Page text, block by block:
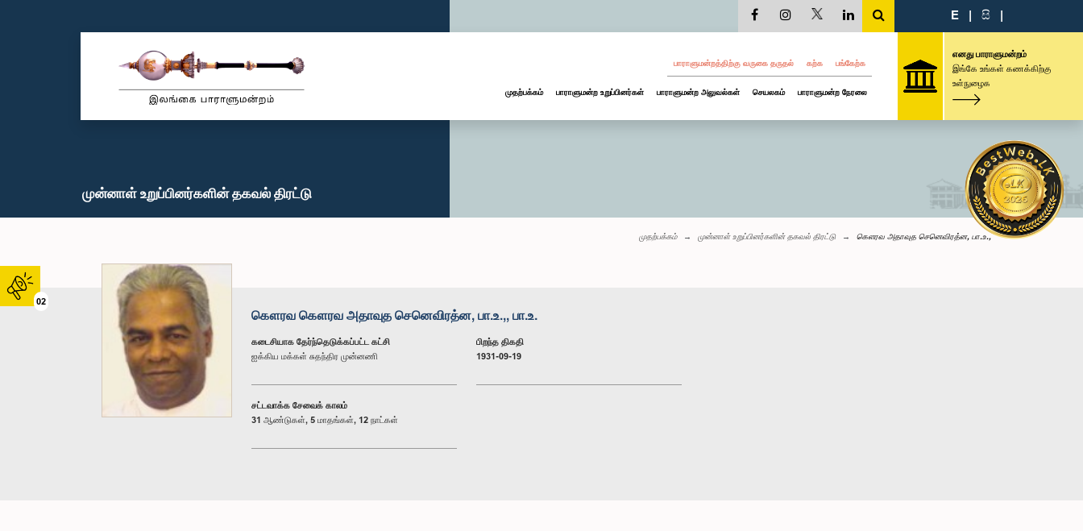
02
E | සි |
பாராளுமன்றத்திற்கு வருகை தருதல் கற்க பங்கேற்க
முதற்பக்கம் பாராளுமன்ற உறுப்பினர்கள் பாராளுமன்ற அலுவல்கள் செயலகம் பாராளுமன்ற நேரலை
எனது பாராளுமன்றம்
இங்கே உங்கள் கணக்கிற்கு
உள்நுழைக
முன்னாள் உறுப்பினர்களின் தகவல் திரட்டு
முதற்பக்கம் முன்னாள் உறுப்பினர்களின் தகவல் திரட்டு கௌரவ அதாவுத செனெவிரத்ன, பா.உ.,
கௌரவ கௌரவ அதாவுத செனெவிரத்ன, பா.உ.,, பா.உ.
கடைசியாக தேர்ந்தெடுக்கப்பட்ட கட்சி
ஐக்கிய மக்கள் சுதந்திர முன்னணி
பிறந்த திகதி
1931-09-19
சட்டவாக்க சேவைக் காலம்
31 ஆண்டுகள், 5 மாதங்கள், 12 நாட்கள்